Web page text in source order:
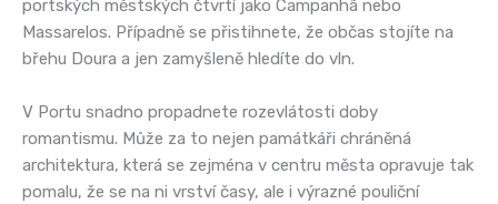
portských městských čtvrtí jako Campanhã nebo
Massarelos. Případně se přistihnete, že občas stojíte na
břehu Doura a jen zamyšleně hledíte do vln.
V Portu snadno propadnete rozevlátosti doby
romantismu. Může za to nejen památkáři chráněná
architektura, která se zejména v centru města opravuje tak
pomalu, že se na ni vrství časy, ale i výrazné pouliční